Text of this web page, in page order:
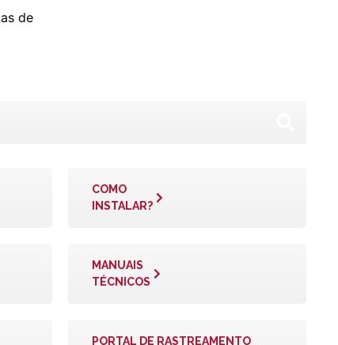
de
COMO
INSTALAR?
MANUAIS
TÉCNICOS
PORTAL DE RASTREAMENTO